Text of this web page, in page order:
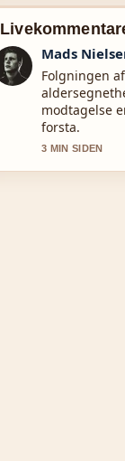
Sofie Holm
God
forlovet i maj
endelig ved
livestrad.
5 MIN SIDEN